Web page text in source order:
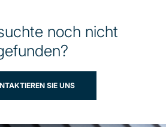
noch nicht
SIE UNS